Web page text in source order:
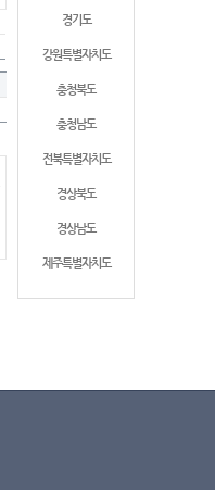
경기도
강원특별자치도
충청북도
충청남도
전북특별자치도
경상북도
경상남도
제주특별자치도